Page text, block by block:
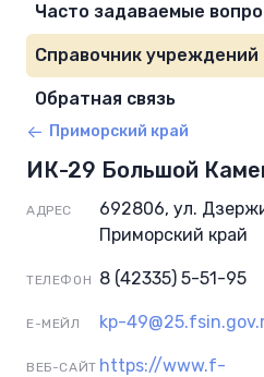
Часто задаваемые
Справочник учреждений
Обратная связь
Приморский край
ИК-29 Большой
АДРЕС
692806, ул.
Приморский край
ТЕЛЕФОН 8 (42335) 5-51-95
Е-МЕЙЛ kp-
ВЕБ-САЙТ https://www.f-